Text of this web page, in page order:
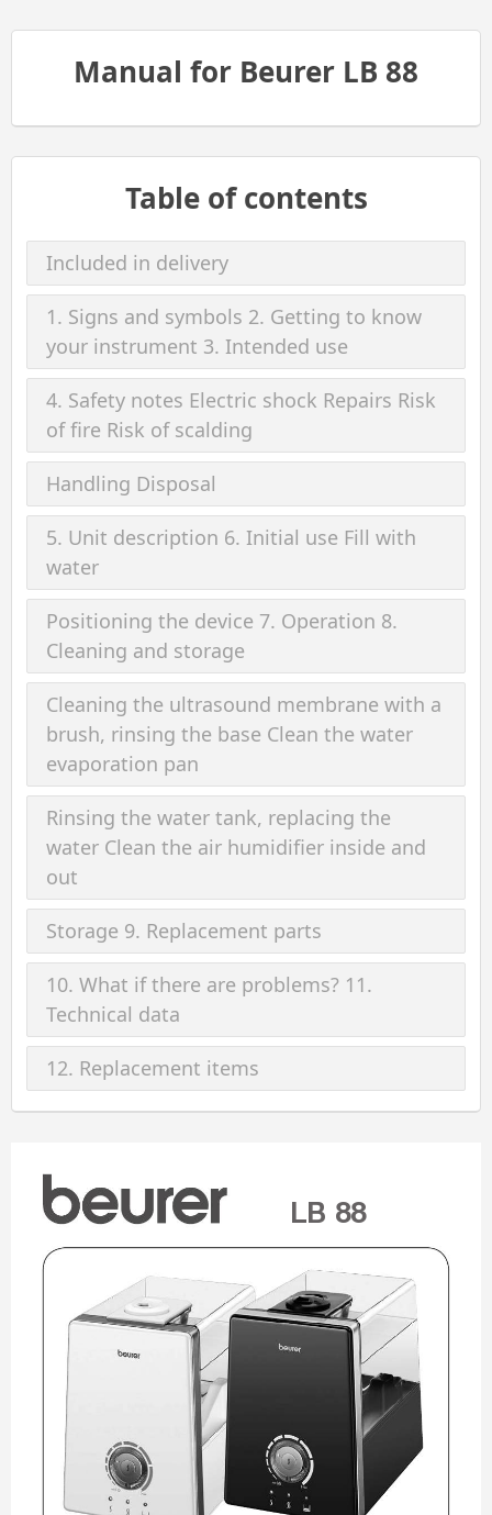
Manual for Beurer LB 88
Table of contents
Included in delivery
1. Signs and symbols 2. Getting to know
your instrument 3. Intended use
4. Safety notes Electric shock Repairs Risk
of fire Risk of scalding
Handling Disposal
5. Unit description 6. Initial use Fill with
water
Positioning the device 7. Operation 8.
Cleaning and storage
Cleaning the ultrasound membrane with a
brush, rinsing the base Clean the water
evaporation pan
Rinsing the water tank, replacing the
water Clean the air humidifier inside and
out
Storage 9. Replacement parts
10. What if there are problems? 11.
Technical data
12. Replacement items
LB 88